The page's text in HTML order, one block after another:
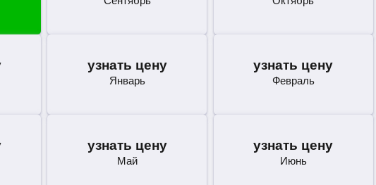
узнать цену
Январь
узнать цену
Февраль
узнать цену
Май
узнать цену
Июнь